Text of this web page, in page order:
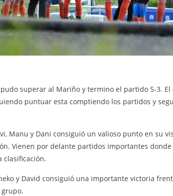
pudo superar al Mariño y termino el partido 5-3.
puntuar esta comptiendo los partidos y
Manu y Dani consiguió un valioso punto en su
Vienen por delante partidos importantes
clasificación.
y David consiguió una importante victoria